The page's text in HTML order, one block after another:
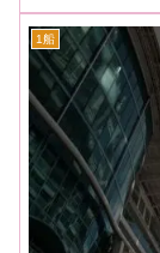
1船